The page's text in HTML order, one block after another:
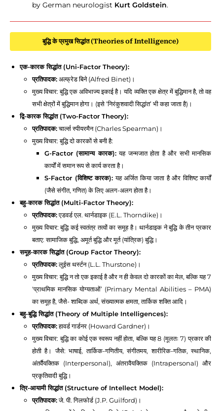
by German neurologist Kurt Goldstein.
बुद्धि के प्रमुख सिद्धांत (Theories of Intelligence)
एक-कारक सिद्धांत (Uni-Factor Theory):
प्रतिपादक:अल्फ्रेड बिने (Alfred Binet)।
मुख्य विचार: बुद्धि एक अविभाज्य इकाई है। यदि व्यक्ति एक क्षेत्र में बुद्धिमान है, तो वह
सभी क्षेत्रों में बुद्धिमान होगा। (इसे ‘निरंकुशवादी सिद्धांत’ भी कहा जाता है)।
द्वि-कारक सिद्धांत (Two-Factor Theory):
प्रतिपादक:चार्ल्स स्पीयरमैन (Charles Spearman)।
मुख्य विचार: बुद्धि दो कारकों से बनी है:
G-Factor (सामान्य कारक):यह जन्मजात होता है और सभी मानसिक
कार्यों में समान रूप से कार्य करता है।
S-Factor (विशिष्ट कारक): यह अर्जित किया जाता है और विशिष्ट कार्यों
(जैसे संगीत, गणित) के लिए अलग-अलग होता है।
बहु-कारक सिद्धांत (Multi-Factor Theory):
प्रतिपादक:एडवर्ड एल. थार्नडाइक (E.L. Thorndike)।
मुख्य विचार: बुद्धि कई स्वतंत्र तत्वों का समूह है। थार्नडाइक ने बुद्धि के तीन प्रकार
बताए: सामाजिक बुद्धि, अमूर्त बुद्धि और मूर्त (यांत्रिक) बुद्धि।
समूह-कारक सिद्धांत (Group Factor Theory):
प्रतिपादक:लुईस थर्स्टन (L.L. Thurstone)।
मुख्य विचार: बुद्धि न तो एक इकाई है और न ही केवल दो कारकों का मेल, बल्कि यह 7
‘प्राथमिक मानसिक योग्यताओं’ (Primary Mental Abilities – PMA)
का समूह है, जैसे- शाब्दिक अर्थ, संख्यात्मक क्षमता, तार्किक शक्ति आदि।
बहु-बुद्धि सिद्धांत (Theory of Multiple Intelligences):
प्रतिपादक:हावर्ड गार्डनर (Howard Gardner)।
मुख्य विचार: बुद्धि का कोई एक स्वरूप नहीं होता, बल्कि यह 8 (मूलतः 7) प्रकार की
होती है। जैसे: भाषाई, तार्किक-गणितीय, संगीतमय, शारीरिक-गतिक, स्थानिक,
अंतर्वैयक्तिक (Interpersonal), अंतरावैयक्तिक (Intrapersonal) और
प्रकृतिवादी बुद्धि।
त्रि-आयामी सिद्धांत (Structure of Intellect Model):
प्रतिपादक:जे. पी. गिलफोर्ड (J.P. Guilford)।